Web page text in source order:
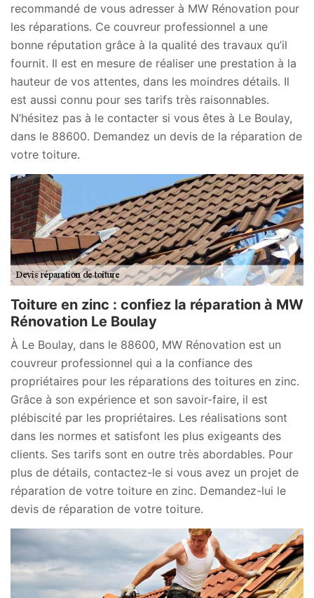
recommandé de vous adresser à MW Rénovation pour
les réparations. Ce couvreur professionnel a une
bonne réputation grâce à la qualité des travaux qu’il
fournit. Il est en mesure de réaliser une prestation à la
hauteur de vos attentes, dans les moindres détails. Il
est aussi connu pour ses tarifs très raisonnables.
N’hésitez pas à le contacter si vous êtes à Le Boulay,
dans le 88600. Demandez un devis de la réparation de
votre toiture.
Toiture en zinc : confiez la réparation à MW
Rénovation Le Boulay
À Le Boulay, dans le 88600, MW Rénovation est un
couvreur professionnel qui a la confiance des
propriétaires pour les réparations des toitures en zinc.
Grâce à son expérience et son savoir-faire, il est
plébiscité par les propriétaires. Les réalisations sont
dans les normes et satisfont les plus exigeants des
clients. Ses tarifs sont en outre très abordables. Pour
plus de détails, contactez-le si vous avez un projet de
réparation de votre toiture en zinc. Demandez-lui le
devis de réparation de votre toiture.